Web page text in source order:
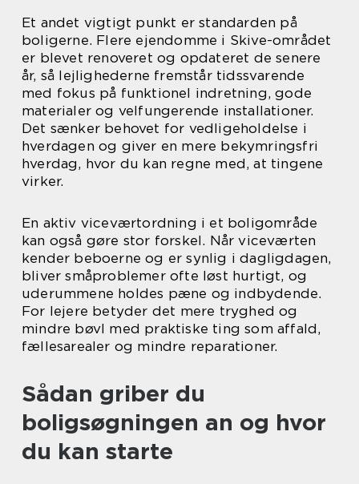
Et andet vigtigt punkt er standarden på
boligerne. Flere ejendomme i Skive-området
er blevet renoveret og opdateret de senere
år, så lejlighederne fremstår tidssvarende
med fokus på funktionel indretning, gode
materialer og velfungerende installationer.
Det sænker behovet for vedligeholdelse i
hverdagen og giver en mere bekymringsfri
hverdag, hvor du kan regne med, at tingene
virker.
En aktiv viceværtordning i et boligområde
kan også gøre stor forskel. Når viceværten
kender beboerne og er synlig i dagligdagen,
bliver småproblemer ofte løst hurtigt, og
uderummene holdes pæne og indbydende.
For lejere betyder det mere tryghed og
mindre bøvl med praktiske ting som affald,
fællesarealer og mindre reparationer.
Sådan griber du
boligsøgningen an og hvor
du kan starte